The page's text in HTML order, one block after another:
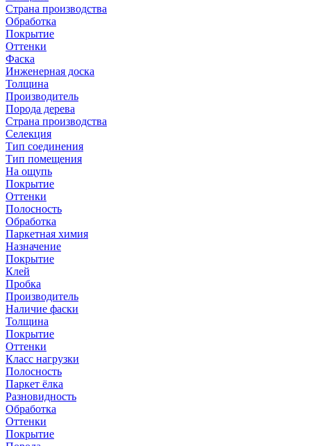
Страна производства
Обработка
Покрытие
Оттенки
Фаска
Инженерная доска
Толщина
Производитель
Порода дерева
Страна производства
Селекция
Тип соединения
Тип помещения
На ощупь
Покрытие
Оттенки
Полосность
Обработка
Паркетная химия
Назначение
Покрытие
Клей
Пробка
Производитель
Наличие фаски
Толщина
Покрытие
Оттенки
Класс нагрузки
Полосность
Паркет ёлка
Разновидность
Обработка
Оттенки
Покрытие